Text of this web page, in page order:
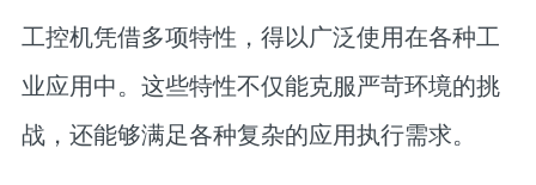
工控机凭借多项特性，得以广泛使用在各种工
业应用中。这些特性不仅能克服严苛环境的挑
战，还能够满足各种复杂的应用执行需求。